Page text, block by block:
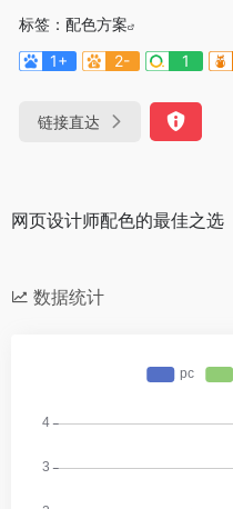
标签： 配色方案
1+
2- 1
链接直达
网页设计师配色的最佳之选
数据统计